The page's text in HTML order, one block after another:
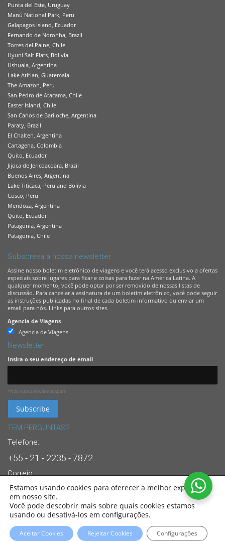
Punta del Este, Uruguay
Manú National Park, Peru
Galapagos Island, Ecuador
Fernando de Noronha, Brazil
Torres del Paine, Chile
Uyuni Salt Flats, Bolivia
Ushuaia, Argentina
Lake Atitlan, Guatemala
The Amazon, Peru
San Pedro de Atacama, Chile
Easter Island, Chile
San Carlos de Bariloche, Argentina
Paraty, Brazil
El Chalten, Argentina
Cartagena, Colombia
Quito, Ecuador
Jijoca de Jericoacoara, Brazil
Buenos Aires, Argentina
Lake Titicaca, Peru and Bolivia
Cusco, Peru
Mendoza, Argentina
Quito, Ecuador
Patagonia, Argentina
Patagonia, Chile
Subscreva à nossa newsletter
Assine nosso boletim eletrônico de viagens e você terá acesso exclusivo a ofertas
especiais sobre lugares para ficar e coisas para fazer na América Latina. A
qualquer momento, você pode optar por ser removido de nossas listas de
discussão. Para cancelar a assinatura de um boletim eletrônico, você pode seguir
as instruções publicadas no final de cada boletim informativo ou enviar um
email para nós. Links para outros sites.
Agencia de Viagens
Agencia de Viagens
Newsletter
Insira o seu endereço de email
*Nós nunca enviamos spam
TEM PERGUNTAS?
Telefone:
+55 - 21 - 2235 - 7872
Correio:
info@brasandes.com
24/7 Suporte Dedicado ao Cliente
© 2022Sul America Viagens . All Rights Reserved. Partners of:BRASANDES
Brasil
Tour Operator.
Estamos usando cookies para oferecer a melhor experiência
em nosso site.
Você pode descobrir mais sobre quais cookies estamos
usando ou desativá-los em configurações.
Aceitar Cookies Rejeitar Cookies Configurações